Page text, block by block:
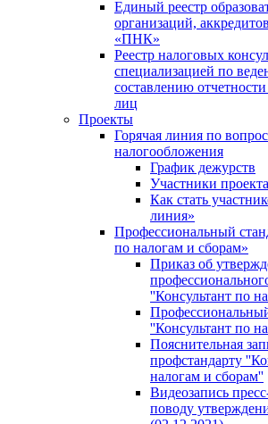
Единый реестр
организаций,
«ПНК»
Реестр налоговых
специализацией по
составлению
лиц
Проекты
Горячая линия по
налогообложения
График дежурств
Участники проекта
Как стать
линия»
Профессиональный
по налогам и сборам»
Приказ об
''Консультант по
''Консультант по
Пояснительная
профстандарту
налогам и сборам''
Видеозапись
поводу